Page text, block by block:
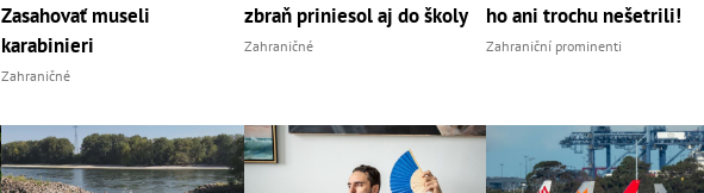
Zasahovať museli
karabinieri
Zahraničné
zbraň priniesol aj do školy
Zahraničné
ho ani trochu nešetrili!
Zahraniční prominenti